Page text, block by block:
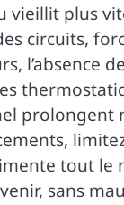
plus
circuits,
l’absence
tout le
sans